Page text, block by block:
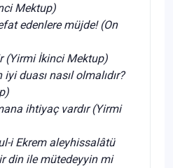
Mektup)
edenlere müjde! (On
(Yirmi İkinci Mektup)
duası nasıl olmalıdır?
ihtiyaç vardır (Yirmi
i Ekrem aleyhissalâtü
din ile mütedeyyin mi